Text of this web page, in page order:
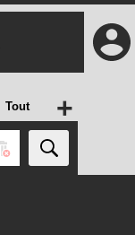
Tout +